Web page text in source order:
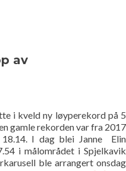
av
i kveld ny løyperekord på 5
gamle rekorden var fra 2017
I dag blei Janne Elin
i målområdet i Spjelkavik
ble arrangert onsdag